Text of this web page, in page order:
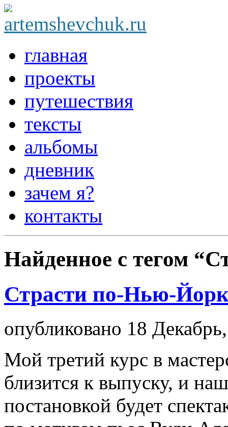
главная
проекты
путешествия
тексты
альбомы
дневник
зачем я?
контакты
Найденное с тегом
Страсти по-Нью-
опубликовано 18
Мой третий курс в
близится к выпуску, и
постановкой будет